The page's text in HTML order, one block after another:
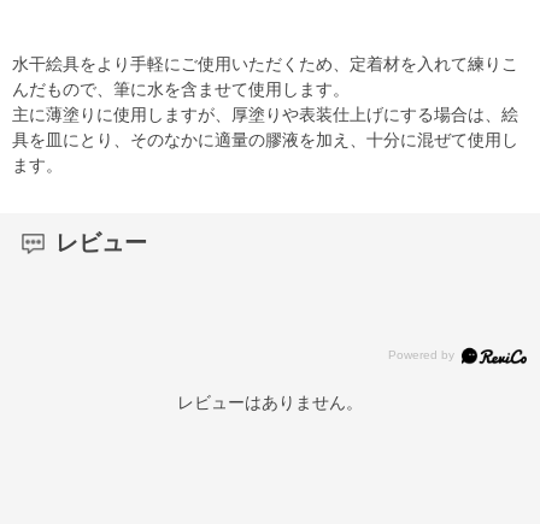
水干絵具をより手軽にご使用いただくため、定着材を入れて練りこ
んだもので、筆に水を含ませて使用します。
主に薄塗りに使用しますが、厚塗りや表装仕上げにする場合は、絵
具を皿にとり、そのなかに適量の膠液を加え、十分に混ぜて使用し
ます。
レビュー
レビューはありません。